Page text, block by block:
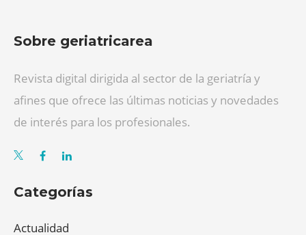
Sobre geriatricarea
Revista digital dirigida al sector de la geriatría y
afines que ofrece las últimas noticias y novedades
de interés para los profesionales.
Categorías
Actualidad